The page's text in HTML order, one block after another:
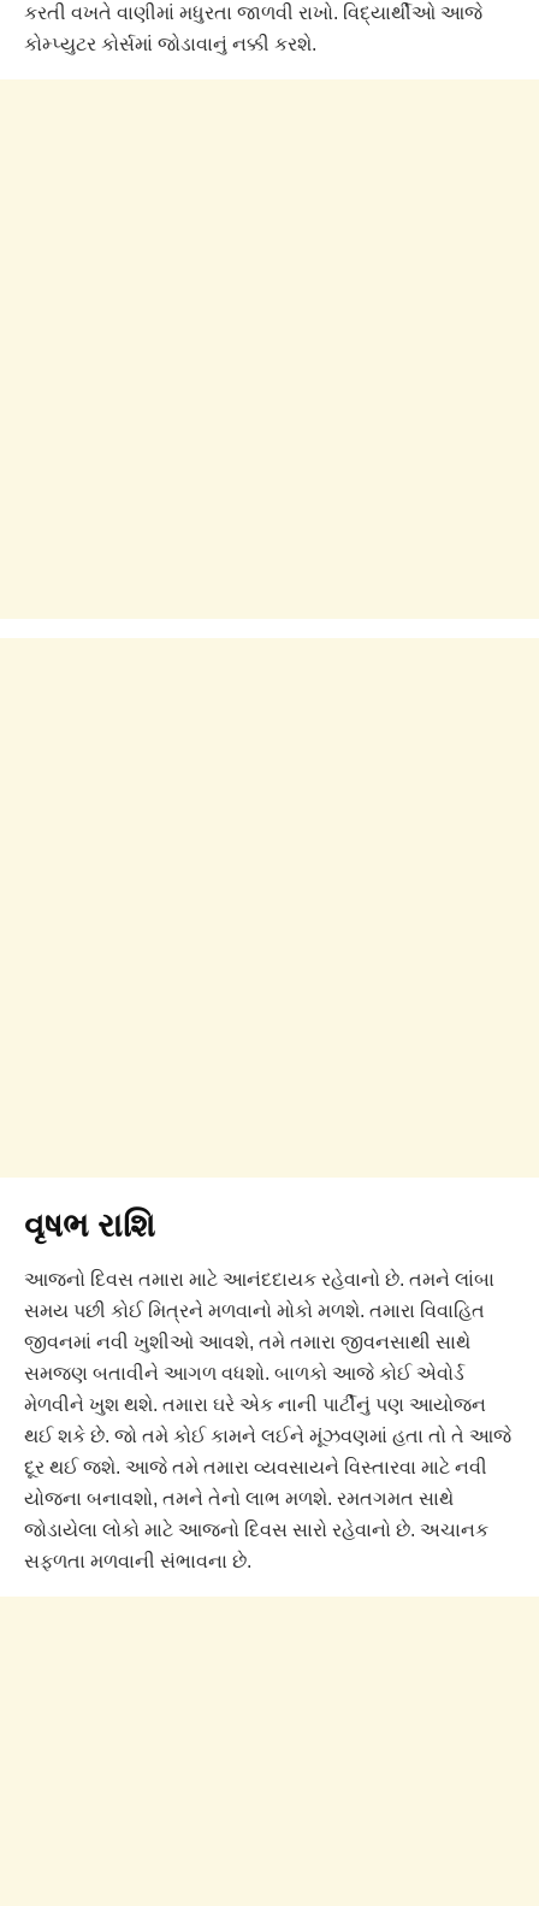
કરતી વખતે વાણીમાં મધુરતા જાળવી રાખો. વિદ્યાર્થીઓ આજે
કોમ્પ્યુટર કોર્સમાં જોડાવાનું નક્કી કરશે.
વૃષભ રાશિ
આજનો દિવસ તમારા માટે આનંદદાયક રહેવાનો છે. તમને લાંબા
સમય પછી કોઈ મિત્રને મળવાનો મોકો મળશે. તમારા વિવાહિત
જીવનમાં નવી ખુશીઓ આવશે, તમે તમારા જીવનસાથી સાથે
સમજણ બતાવીને આગળ વધશો. બાળકો આજે કોઈ એવોર્ડ
મેળવીને ખુશ થશે. તમારા ઘરે એક નાની પાર્ટીનું પણ આયોજન
થઈ શકે છે. જો તમે કોઈ કામને લઈને મૂંઝવણમાં હતા તો તે આજે
દૂર થઈ જશે. આજે તમે તમારા વ્યવસાયને વિસ્તારવા માટે નવી
યોજના બનાવશો, તમને તેનો લાભ મળશે. રમતગમત સાથે
જોડાયેલા લોકો માટે આજનો દિવસ સારો રહેવાનો છે. અચાનક
સફળતા મળવાની સંભાવના છે.